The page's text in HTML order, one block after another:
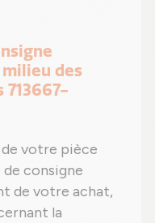
des
votre pièce
consigne
de votre achat,
la